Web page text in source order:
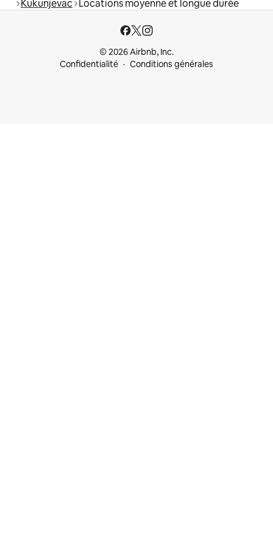
Kukunjevac Locations moyenne et longue durée
© 2026 Airbnb, Inc.
Confidentialité
Conditions générales